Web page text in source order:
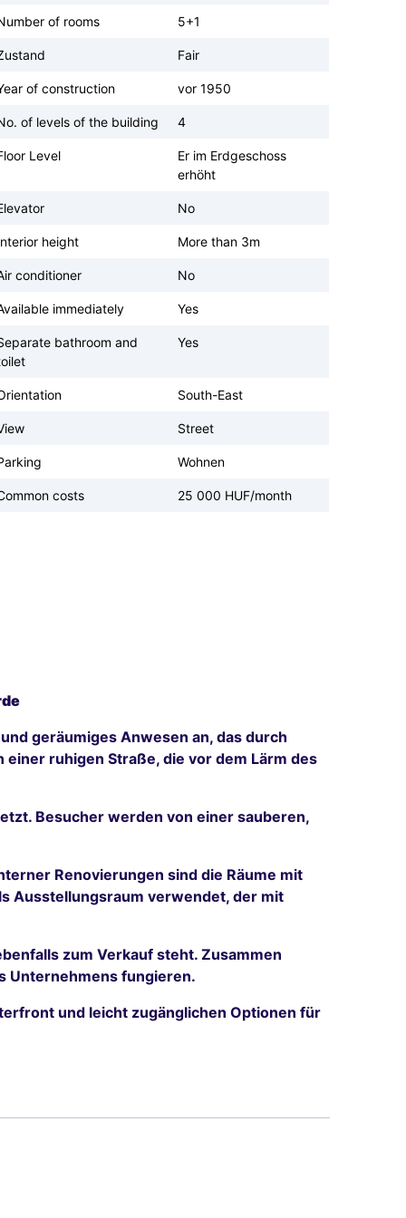
of rooms 5+1
Fair
of construction vor 1950
of levels of the building 4
Level
Er im Erdgeschoss
erhöht
No
height More than 3m
conditioner No
immediately Yes
bathroom and
Yes
South-East
Street
Wohnen
costs 25 000 HUF/month
geräumiges Anwesen an, das durch
ruhigen Straße, die vor dem Lärm des
Besucher werden von einer sauberen,
Renovierungen sind die Räume mit
Ausstellungsraum verwendet, der mit
zum Verkauf steht. Zusammen
Unternehmens fungieren.
und leicht zugänglichen Optionen für